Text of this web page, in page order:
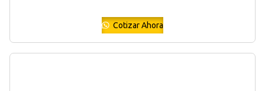
Cotizar Ahora